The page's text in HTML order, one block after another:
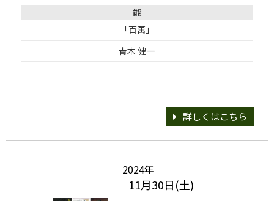
能
「百萬」
青木 健一
詳しくはこちら
2024年
11月30日(土)